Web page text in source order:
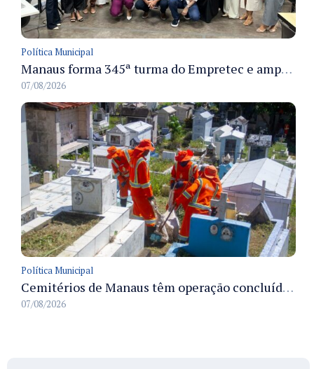
Política Municipal
Manaus forma 345ª turma do Empretec e amplia qualificação de empreendedores na cidade
07/08/2026
Política Municipal
Cemitérios de Manaus têm operação concluída e estrutura pronta para receber famílias no Dia dos Pais
07/08/2026